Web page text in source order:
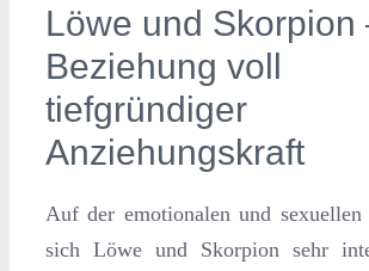
Löwe und Skorpion
Beziehung voll
tiefgründiger
Anziehungskraft
Auf der emotionalen und sexuellen
sich Löwe und Skorpion sehr